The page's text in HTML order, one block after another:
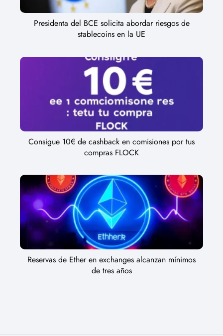
Presidenta del BCE solicita abordar riesgos de
stablecoins en la UE
Consigue 10€ de cashback en comisiones por tus
compras FLOCK
Reservas de Ether en exchanges alcanzan mínimos
de tres años